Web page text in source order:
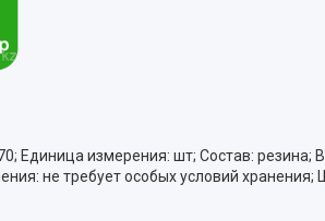
Единица измерения: шт; Состав: резина;
не требует особых условий